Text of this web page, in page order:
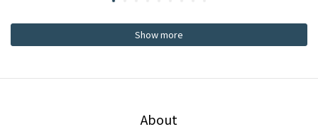
Show more
About